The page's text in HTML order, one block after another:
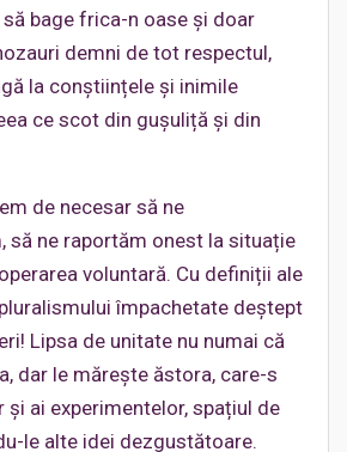
bage frica-n oase și doar
demni de tot respectul,
la conștiințele și inimile
ce scot din gușuliță și din
de necesar să ne
să ne raportăm onest la situație
voluntară. Cu definiții ale
împachetate deștept
Lipsa de unitate nu numai că
dar le mărește ăstora, care-s
și ai experimentelor, spațiul de
le alte idei dezgustătoare.